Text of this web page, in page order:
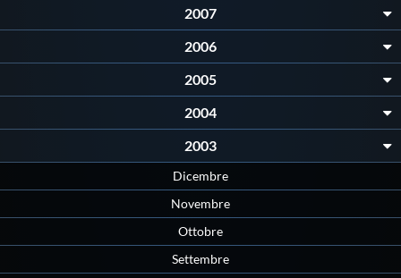
2007
2006
2005
2004
2003
Dicembre
Novembre
Ottobre
Settembre